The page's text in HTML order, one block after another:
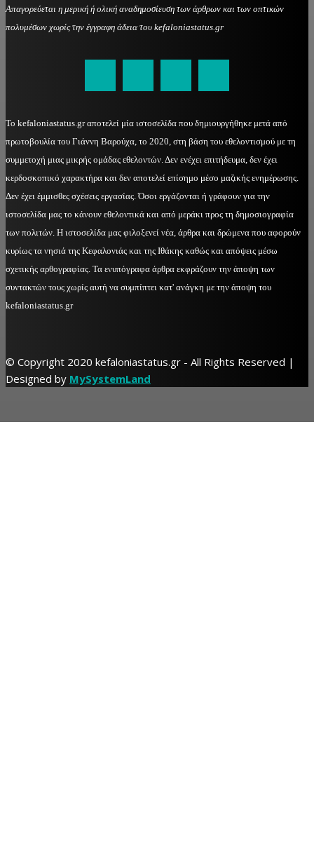
Απαγορεύεται η μερική ή ολική αναδημοσίευση των άρθρων και των οπτικών
πολυμέσων χωρίς την έγγραφη άδεια του kefaloniastatus.gr
Το kefaloniastatus.gr αποτελεί μία ιστοσελίδα που δημιουργήθηκε μετά από
πρωτοβουλία του Γιάννη Βαρούχα, το 2020, στη βάση του εθελοντισμού με τη
συμμετοχή μιας μικρής ομάδας εθελοντών. Δεν ενέχει επιτήδευμα, δεν έχει
κερδοσκοπικό χαρακτήρα και δεν αποτελεί επίσημο μέσο μαζικής ενημέρωσης.
Δεν έχει έμμισθες σχέσεις εργασίας. Όσοι εργάζονται ή γράφουν για την
ιστοσελίδα μας το κάνουν εθελοντικά και από μεράκι προς τη δημοσιογραφία
των πολιτών. Η ιστοσελίδα μας φιλοξενεί νέα, άρθρα και δρώμενα που αφορούν
κυρίως τα νησιά της Κεφαλονιάς και της Ιθάκης καθώς και απόψεις μέσω
σχετικής αρθογραφίας. Τα ενυπόγραφα άρθρα εκφράζουν την άποψη των
συντακτών τους χωρίς αυτή να συμπίπτει κατ' ανάγκη με την άποψη του
kefaloniastatus.gr
© Copyright 2020 kefaloniastatus.gr - All Rights Reserved |
Designed by MySystemLand